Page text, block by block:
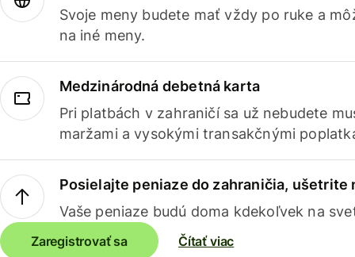
Svoje meny budete mať vždy po ruke a
na iné meny.
Medzinárodná debetná karta
Pri platbách v zahraničí sa už nebudete
maržami a vysokými transakčnými
Posielajte peniaze do zahraničia, ušetrite
Vaše peniaze budú doma kdekoľvek na
Zaregistrovať sa Čítať viac